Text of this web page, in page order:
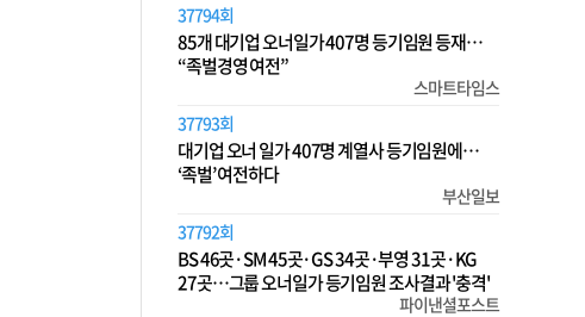
37794회
85개 대기업 오너일가 407명 등기임원 등재…
“족벌경영 여전”
스마트타임스
37793회
대기업 오너 일가 407명 계열사 등기임원에…
‘족벌’ 여전하다
부산일보
37792회
BS 46곳·SM 45곳·GS 34곳·부영 31곳·KG
27곳…그룹 오너일가 등기임원 조사결과 '충격'
파이낸셜포스트